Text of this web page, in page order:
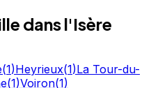
dans l'Isère
(1)Heyrieux(1)La Tour-du-
(1)Voiron(1)